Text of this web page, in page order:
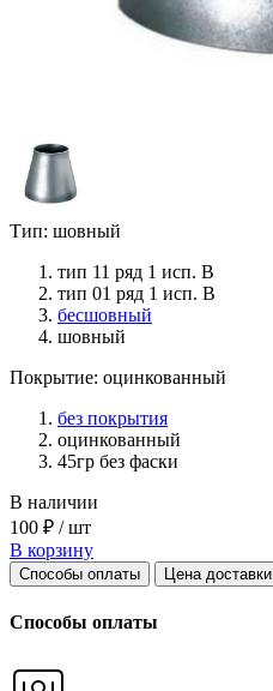
Тип: шовный
тип 11 ряд 1 исп. B
тип 01 ряд 1 исп. B
бесшовный
шовный
Покрытие: оцинкованный
без покрытия
оцинкованный
45гр без фаски
В наличии
100 ₽ / шт
В корзину
Способы оплаты Цена доставки
Способы оплаты